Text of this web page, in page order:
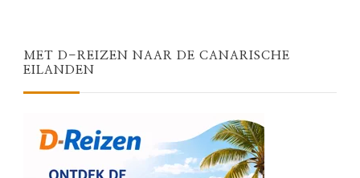
MET D-REIZEN NAAR DE CANARISCHE
EILANDEN